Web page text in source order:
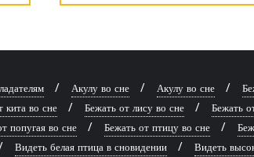
Акулу во сне Акулу во сне
кита во сне Бежать от лису во сне Бежать
попугая во сне Бежать от птицу во сне
Видеть белая птица в сновидении Видеть